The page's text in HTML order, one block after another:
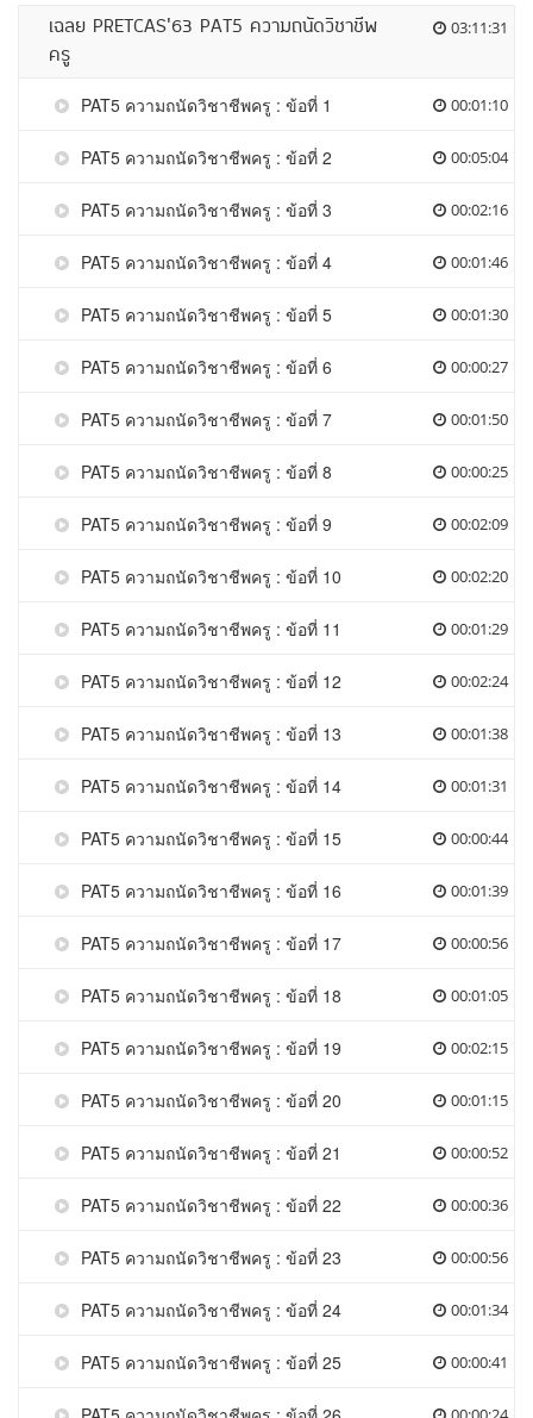
เฉลย PRETCAS’63 PAT5 ความถนัดวิชาชีพ
ครู
03:11:31
PAT5 ความถนัดวิชาชีพครู : ข้อที่ 1 00:01:10
PAT5 ความถนัดวิชาชีพครู : ข้อที่ 2 00:05:04
PAT5 ความถนัดวิชาชีพครู : ข้อที่ 3 00:02:16
PAT5 ความถนัดวิชาชีพครู : ข้อที่ 4 00:01:46
PAT5 ความถนัดวิชาชีพครู : ข้อที่ 5 00:01:30
PAT5 ความถนัดวิชาชีพครู : ข้อที่ 6 00:00:27
PAT5 ความถนัดวิชาชีพครู : ข้อที่ 7 00:01:50
PAT5 ความถนัดวิชาชีพครู : ข้อที่ 8 00:00:25
PAT5 ความถนัดวิชาชีพครู : ข้อที่ 9 00:02:09
PAT5 ความถนัดวิชาชีพครู : ข้อที่ 10 00:02:20
PAT5 ความถนัดวิชาชีพครู : ข้อที่ 11 00:01:29
PAT5 ความถนัดวิชาชีพครู : ข้อที่ 12 00:02:24
PAT5 ความถนัดวิชาชีพครู : ข้อที่ 13 00:01:38
PAT5 ความถนัดวิชาชีพครู : ข้อที่ 14 00:01:31
PAT5 ความถนัดวิชาชีพครู : ข้อที่ 15 00:00:44
PAT5 ความถนัดวิชาชีพครู : ข้อที่ 16 00:01:39
PAT5 ความถนัดวิชาชีพครู : ข้อที่ 17 00:00:56
PAT5 ความถนัดวิชาชีพครู : ข้อที่ 18 00:01:05
PAT5 ความถนัดวิชาชีพครู : ข้อที่ 19 00:02:15
PAT5 ความถนัดวิชาชีพครู : ข้อที่ 20 00:01:15
PAT5 ความถนัดวิชาชีพครู : ข้อที่ 21 00:00:52
PAT5 ความถนัดวิชาชีพครู : ข้อที่ 22 00:00:36
PAT5 ความถนัดวิชาชีพครู : ข้อที่ 23 00:00:56
PAT5 ความถนัดวิชาชีพครู : ข้อที่ 24 00:01:34
PAT5 ความถนัดวิชาชีพครู : ข้อที่ 25 00:00:41